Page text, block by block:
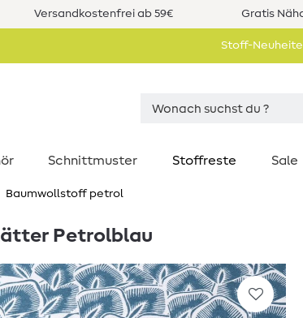
Versandkostenfrei ab 59€ Gratis
Stoff-
Schnittmuster Stoffreste Sale
Baumwollstoff petrol
Petrolblau